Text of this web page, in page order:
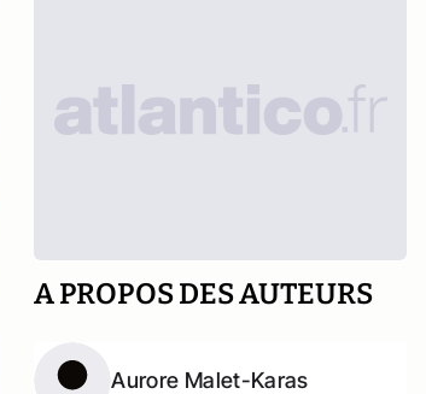
A PROPOS DES AUTEURS
Aurore Malet-Karas